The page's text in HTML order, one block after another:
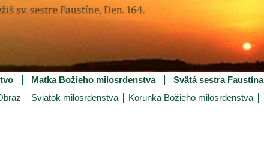
Matka Božieho milosrdenstva Svätá sestra Faustína
Sviatok milosrdenstva Korunka Božieho milosrdenstva